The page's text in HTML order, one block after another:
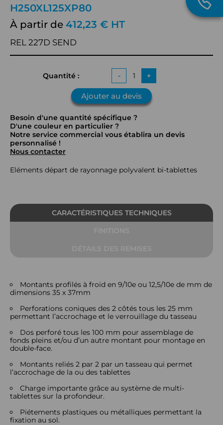
H250XL125XP80
À partir de 412,23 € HT
REL 227D SEND
Quantité : - +
Ajouter au devis
Besoin d'une quantité spécifique ?
D'une couleur en particulier ?
Notre service commercial vous établira un devis
personnalisé !
Nous contacter
Eléments départ de rayonnage polyvalent bi-tablettes
CARACTÉRISTIQUES TECHNIQUES
Montants profilés à froid en 9/10e ou 12,5/10e de mm de
dimensions 35 x 37mm
Perforations coniques des 2 côtés tous les 25 mm
permettant l’accrochage et le verrouillage du tasseau
Dos perforé tous les 100 mm pour assemblage de
fonds pleins et/ou d’un autre montant pour montage en
double-face.
Montants reliés 2 par 2 par un tasseau qui permet
l’accrochage de la ou des tablettes
Charge importante grâce au système de multi-
tablettes sur la profondeur.
Piétements plastiques ou métalliques permettant la
fixation au sol.